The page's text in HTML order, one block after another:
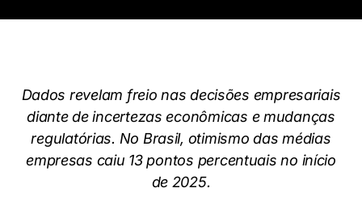
Dados revelam freio nas decisões empresariais
diante de incertezas econômicas e mudanças
regulatórias. No Brasil, otimismo das médias
empresas caiu 13 pontos percentuais no início
de 2025.